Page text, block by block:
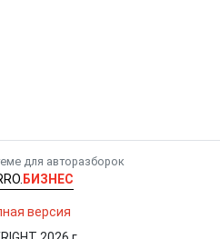
для авторазборок
БИЗНЕС
версия